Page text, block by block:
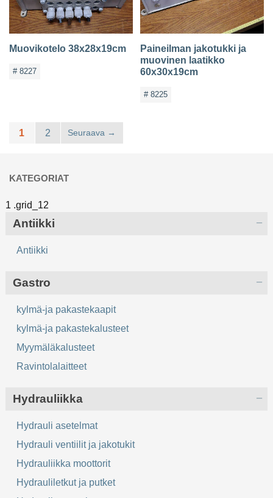
Muovikotelo 38x28x19cm
# 8227
Paineilman jakotukki ja
muovinen laatikko
60x30x19cm
# 8225
1 2 Seuraava
KATEGORIAT
Antiikki
Antiikki
Gastro
kylmä-ja pakastekaapit
kylmä-ja pakastekalusteet
Myymäläkalusteet
Ravintolalaitteet
Hydrauliikka
Hydrauli asetelmat
Hydrauli ventiilit ja jakotukit
Hydrauliikka moottorit
Hydrauliletkut ja putket